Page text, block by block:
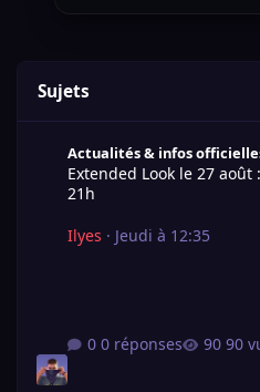
Sujets
Actualités & infos
Extended Look le 27
21h
Ilyes · Jeudi à 12:35
0 réponses 90